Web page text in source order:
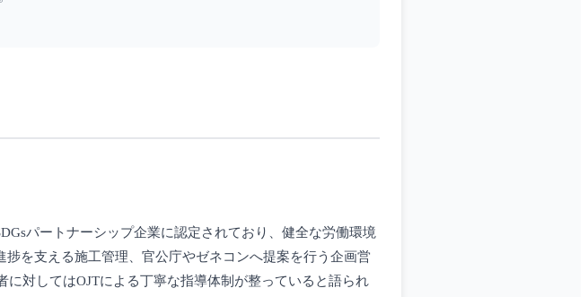
パートナーシップ企業に認定されており、健全な労働環境
を支える施工管理、官公庁やゼネコンへ提案を行う企画営
対してはOJTによる丁寧な指導体制が整っていると語られ